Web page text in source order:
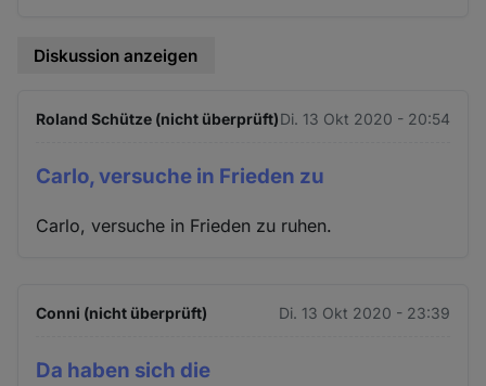
Diskussion anzeigen
Roland Schütze (nicht überprüft)Di. 13 Okt 2020 - 20:54
Carlo, versuche in Frieden zu
Carlo, versuche in Frieden zu ruhen.
Conni (nicht überprüft) Di. 13 Okt 2020 - 23:39
Da haben sich die